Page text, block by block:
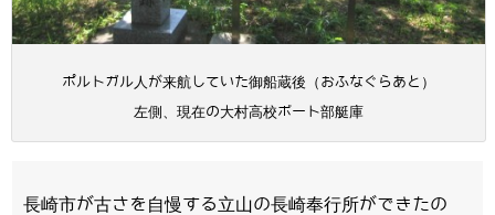
ポルトガル人が来航していた御船蔵後（おふなぐらあと）
左側、現在の大村高校ボート部艇庫
長崎市が古さを自慢する立山の長崎奉行所ができたの